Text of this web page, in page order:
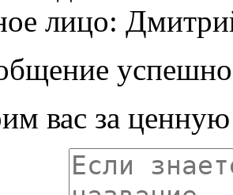
лицо:
успешно
вас за